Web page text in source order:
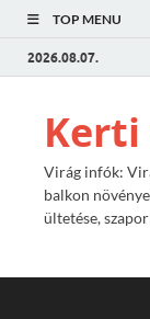
TOP MENU
2026.08.07.
Virág infók:
balkon
ültetése,